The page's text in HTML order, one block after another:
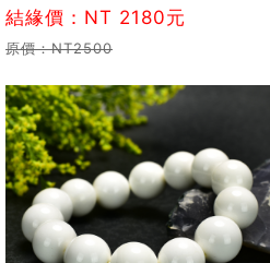
結緣價：NT 2180元
原價：NT2500